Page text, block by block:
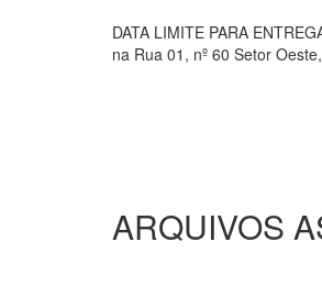
DATA LIMITE PARA
na Rua 01, nº 60 Setor
ARQUIVOS